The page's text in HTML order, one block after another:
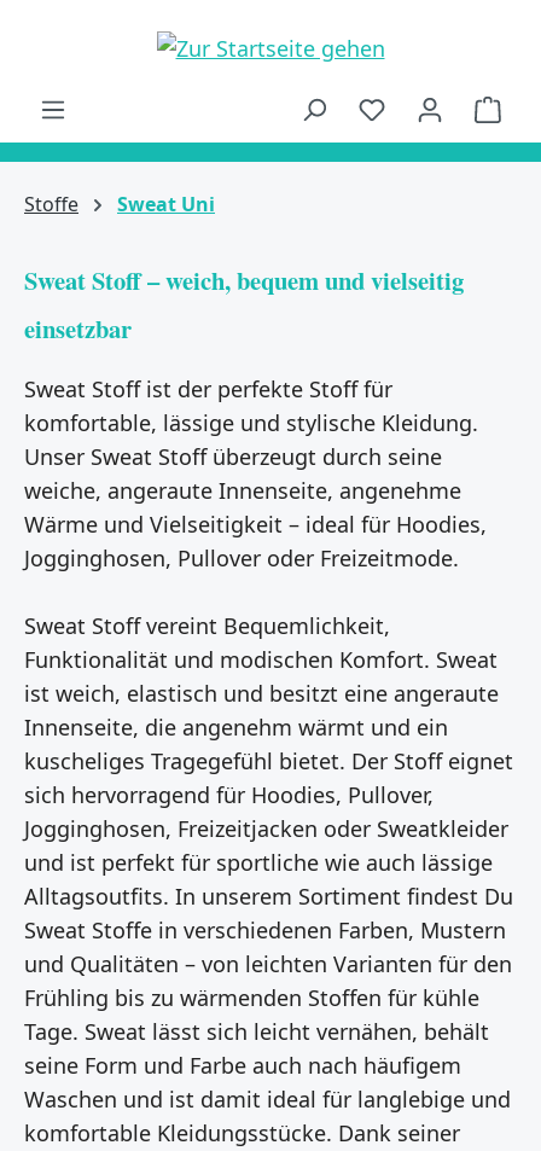
Stoffe Sweat Uni
Sweat Stoff – weich, bequem und vielseitig
einsetzbar
Sweat Stoff ist der perfekte Stoff für
komfortable, lässige und stylische Kleidung.
Unser Sweat Stoff überzeugt durch seine
weiche, angeraute Innenseite, angenehme
Wärme und Vielseitigkeit – ideal für Hoodies,
Jogginghosen, Pullover oder Freizeitmode.
Sweat Stoff vereint Bequemlichkeit,
Funktionalität und modischen Komfort. Sweat
ist weich, elastisch und besitzt eine angeraute
Innenseite, die angenehm wärmt und ein
kuscheliges Tragegefühl bietet. Der Stoff eignet
sich hervorragend für Hoodies, Pullover,
Jogginghosen, Freizeitjacken oder Sweatkleider
und ist perfekt für sportliche wie auch lässige
Alltagsoutfits. In unserem Sortiment findest Du
Sweat Stoffe in verschiedenen Farben, Mustern
und Qualitäten – von leichten Varianten für den
Frühling bis zu wärmenden Stoffen für kühle
Tage. Sweat lässt sich leicht vernähen, behält
seine Form und Farbe auch nach häufigem
Waschen und ist damit ideal für langlebige und
komfortable Kleidungsstücke. Dank seiner